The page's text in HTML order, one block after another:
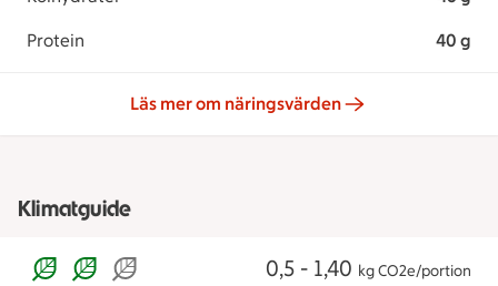
Protein 40 g
Läs mer om näringsvärden
Klimatguide
0,5 - 1,40 kg CO2e/portion